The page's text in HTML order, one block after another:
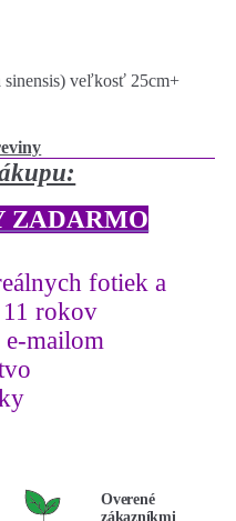
sinensis) veľkosť 25cm+
ZADARMO
fotiek a
rokov
e-mailom
Overené
zákazníkmi